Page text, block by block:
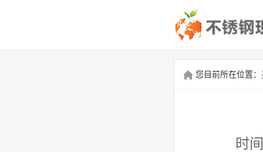
您目前所在位置：
时